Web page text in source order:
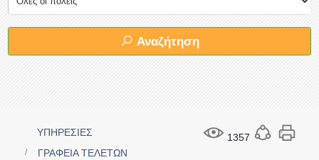
Αναζήτηση
1357
ΥΠΗΡΕΣΙΕΣ
ΓΡΑΦΕΙΑ ΤΕΛΕΤΩΝ